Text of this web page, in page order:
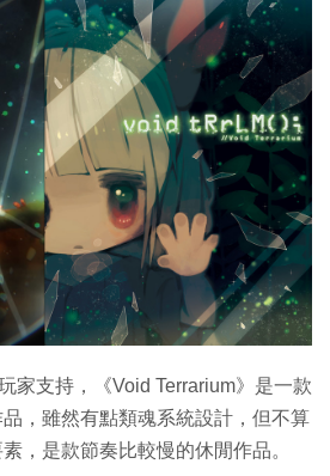
家支持，《Void Terrarium》是一款
，雖然有點類魂系統設計，但不算
，是款節奏比較慢的休閒作品。